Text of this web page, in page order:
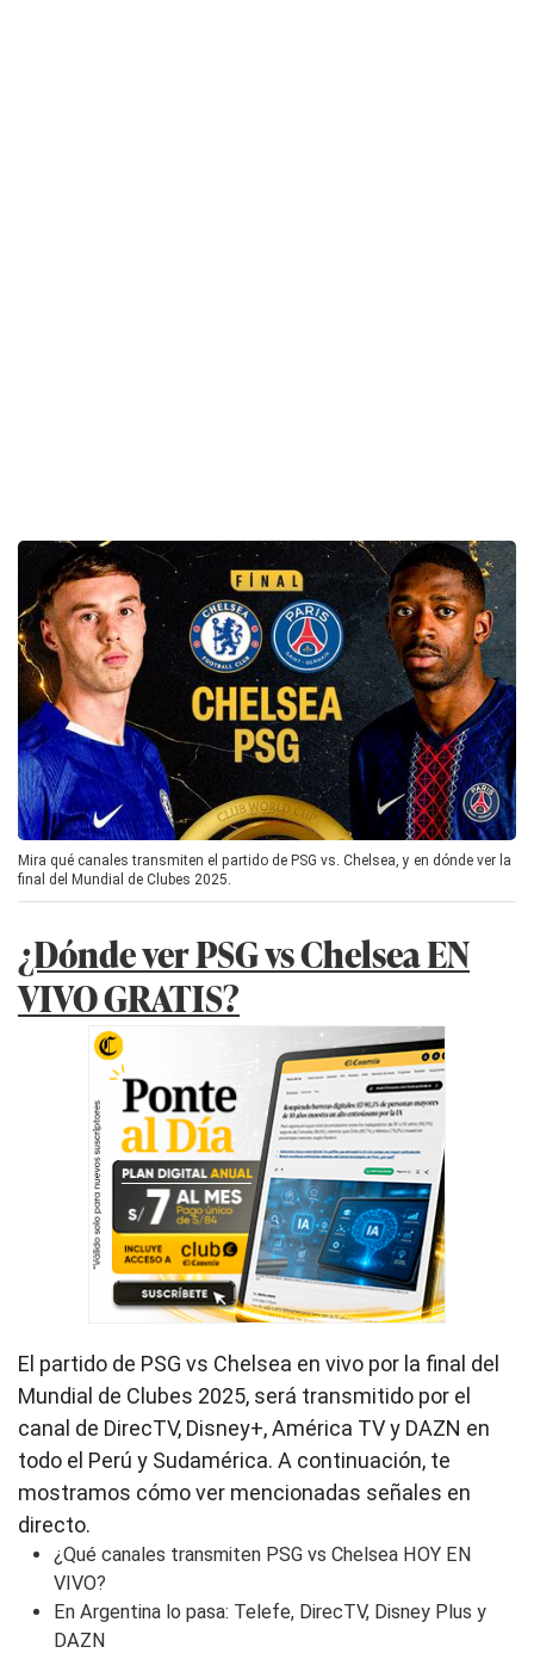
Mira qué canales transmiten el partido de PSG vs. Chelsea, y en dónde ver la
final del Mundial de Clubes 2025.
¿Dónde ver PSG vs Chelsea EN
VIVO GRATIS?
El partido de PSG vs Chelsea en vivo por la final del
Mundial de Clubes 2025, será transmitido por el
canal de DirecTV, Disney+, América TV y DAZN en
todo el Perú y Sudamérica. A continuación, te
mostramos cómo ver mencionadas señales en
directo.
¿Qué canales transmiten PSG vs Chelsea HOY EN
VIVO?
En Argentina lo pasa: Telefe, DirecTV, Disney Plus y
DAZN